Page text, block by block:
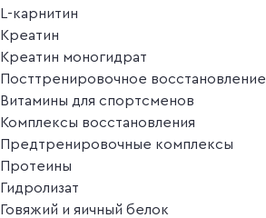
L-карнитин
Креатин
Креатин моногидрат
Посттренировочное восстановление
Витамины для спортсменов
Комплексы восстановления
Предтренировочные комплексы
Протеины
Гидролизат
Говяжий и яичный белок